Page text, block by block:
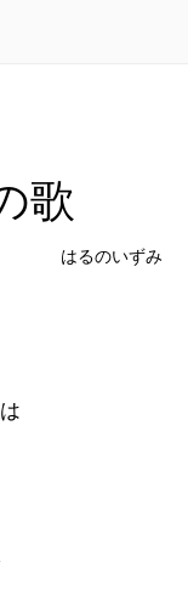
歌
はるのいずみ